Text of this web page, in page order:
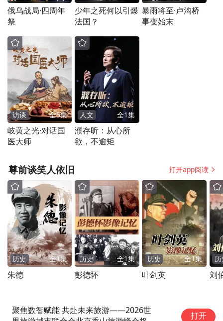
俄乌战局·四周年
祭
少年之死何以引爆
法国？
暴雨将至·卢沟桥
事变始末
访谈 全5集
岐黄之光·对话国
医大师
人文 全1集
濮存昕：从心所
欲，不逾矩
尊前谈笑人依旧 打开app阅读
历史 全1集
朱德
历史 全1集
彭德怀
历史 全1集
叶剑英 刘
共赴未来旅游——2026世
打开